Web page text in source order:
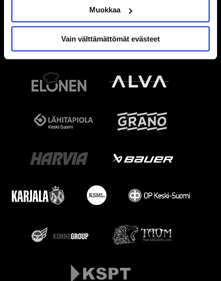
Muokkaa
Vain välttämättömät evästeet